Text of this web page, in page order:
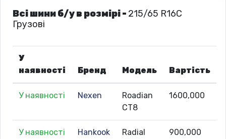
Всі шини б/у в розмірі - 215/65 R16C
Грузові
У
наявності
Бренд Модель Вартість
У наявності Nexen
Roadian
CT8
1600,000
У наявності Hankook
Radial
900,000